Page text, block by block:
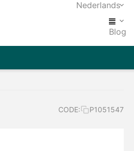
Nederlands
Blog
CODE: P1051547